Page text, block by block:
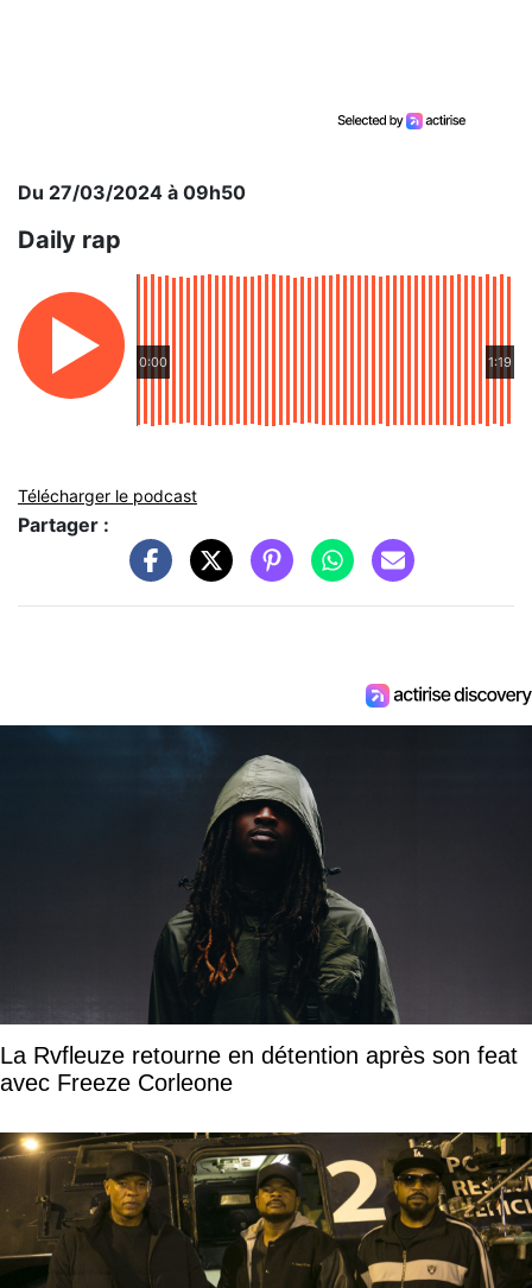
Du 27/03/2024 à 09h50
Daily rap
0:00 1:19
Télécharger le podcast
Partager :
La Rvfleuze retourne en détention après son feat
avec Freeze Corleone